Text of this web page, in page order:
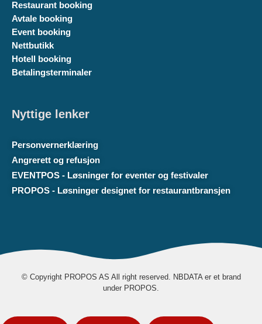
Restaurant booking
Avtale booking
Event booking
Nettbutikk
Hotell booking
Betalingsterminaler
Nyttige lenker
Personvernerklæring
Angrerett og refusjon
EVENTPOS - Løsninger for eventer og festivaler
PROPOS - Løsninger designet for restaurantbransjen
© Copyright PROPOS AS All right reserved. NBDATA er et brand
under PROPOS.